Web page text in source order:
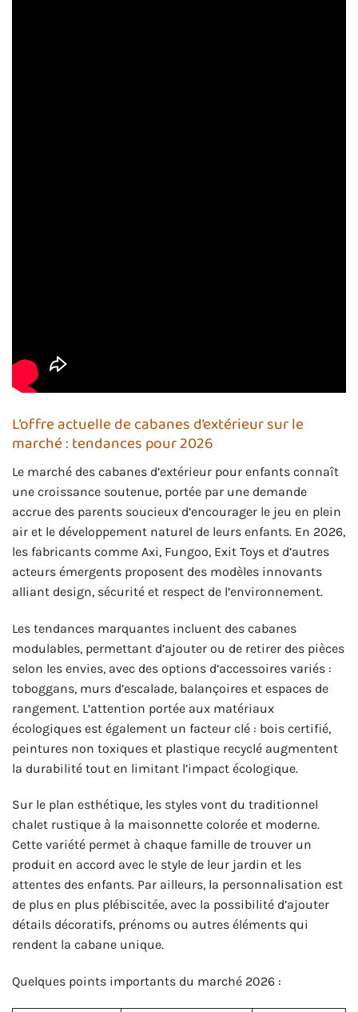
L’offre actuelle de cabanes d’extérieur sur le
marché : tendances pour 2026
Le marché des cabanes d’extérieur pour enfants connaît
une croissance soutenue, portée par une demande
accrue des parents soucieux d’encourager le jeu en plein
air et le développement naturel de leurs enfants. En 2026,
les fabricants comme Axi, Fungoo, Exit Toys et d’autres
acteurs émergents proposent des modèles innovants
alliant design, sécurité et respect de l’environnement.
Les tendances marquantes incluent des cabanes
modulables, permettant d’ajouter ou de retirer des pièces
selon les envies, avec des options d’accessoires variés :
toboggans, murs d’escalade, balançoires et espaces de
rangement. L’attention portée aux matériaux
écologiques est également un facteur clé : bois certifié,
peintures non toxiques et plastique recyclé augmentent
la durabilité tout en limitant l’impact écologique.
Sur le plan esthétique, les styles vont du traditionnel
chalet rustique à la maisonnette colorée et moderne.
Cette variété permet à chaque famille de trouver un
produit en accord avec le style de leur jardin et les
attentes des enfants. Par ailleurs, la personnalisation est
de plus en plus plébiscitée, avec la possibilité d’ajouter
détails décoratifs, prénoms ou autres éléments qui
rendent la cabane unique.
Quelques points importants du marché 2026 :